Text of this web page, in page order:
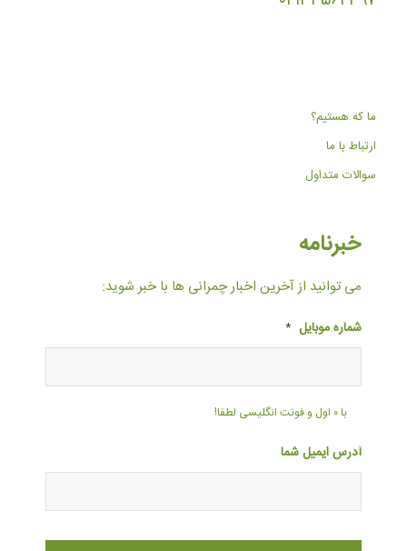
ما که هستیم؟
ارتباط با ما
سوالات متداول
خبرنامه
می توانید از آخرین اخبار چمرانی ها با خبر شوید:
شماره موبایل *
با ۰ اول و فونت انگلیسی لطفا!
آدرس ایمیل شما